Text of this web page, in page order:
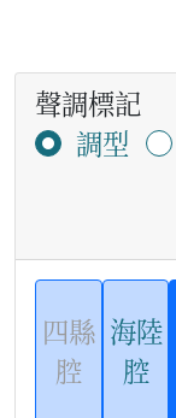
聲調標記
調型
四縣
腔
海陸
腔